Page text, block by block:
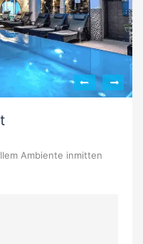
Ambiente inmitten